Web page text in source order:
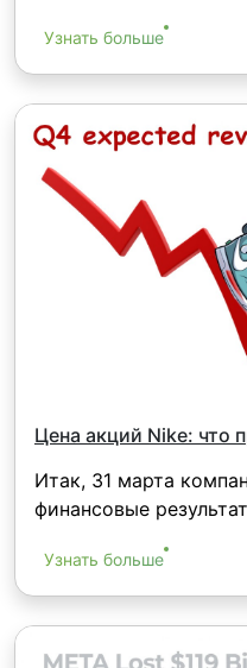
Узнать больше
Цена акций Nike: что
Итак, 31 марта
финансовые
Узнать больше